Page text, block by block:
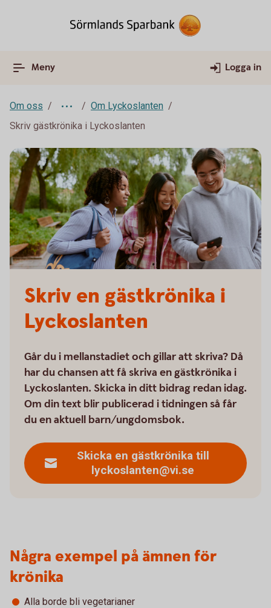
Meny Logga in
Om oss
Om Lyckoslanten
Skriv gästkrönika i Lyckoslanten
Skriv en gästkrönika i
Lyckoslanten
Går du i mellanstadiet och gillar att skriva? Då
har du chansen att få skriva en gästkrönika i
Lyckoslanten. Skicka in ditt bidrag redan idag.
Om din text blir publicerad i tidningen så får
du en aktuell barn/ungdomsbok.
Skicka en gästkrönika till
lyckoslanten@vi.se
Några exempel på ämnen för
krönika
Alla borde bli vegetarianer